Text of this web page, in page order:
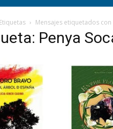
Etiquetas Mensajes etiquetados con
Penya